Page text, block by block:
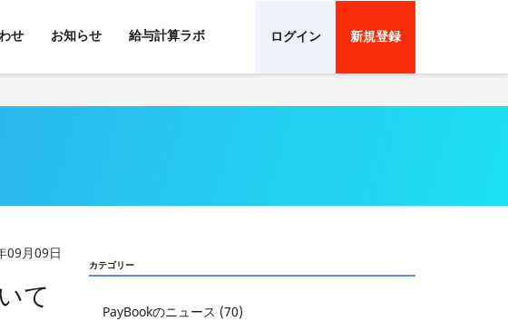
せ お知らせ 給与計算ラボ ログイン 新規登録
09月09日
て
カテゴリー
PayBookのニュース (70)